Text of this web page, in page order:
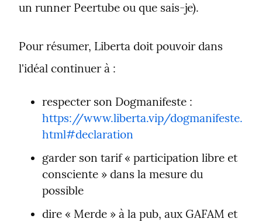
un runner Peertube ou que sais-je).
Pour résumer, Liberta doit pouvoir dans
l'idéal continuer à :
https://www.liberta.vip/dogmanifeste.
html#declaration
garder son tarif « participation libre et
consciente » dans la mesure du
possible
dire « Merde » à la pub, aux GAFAM et